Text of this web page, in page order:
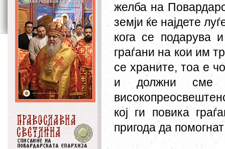
желба на
земји ќе најдете
кога се подарува
граѓани на кои им
се храните, тоа е
и должни
кој ги повика
пригода да